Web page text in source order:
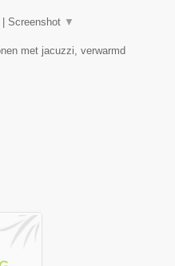
Screenshot ▼
met jacuzzi, verwarmd